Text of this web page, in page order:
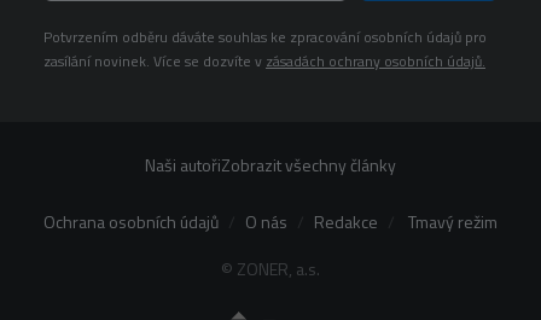
Potvrzením odběru dáváte souhlas ke zpracování osobních údajů pro
zasílání novinek. Více se dozvíte v zásadách ochrany osobních údajů.
Naši autořiZobrazit všechny články
© ZONER, a.s.
Ochrana osobních údajů O nás Redakce Tmavý režim